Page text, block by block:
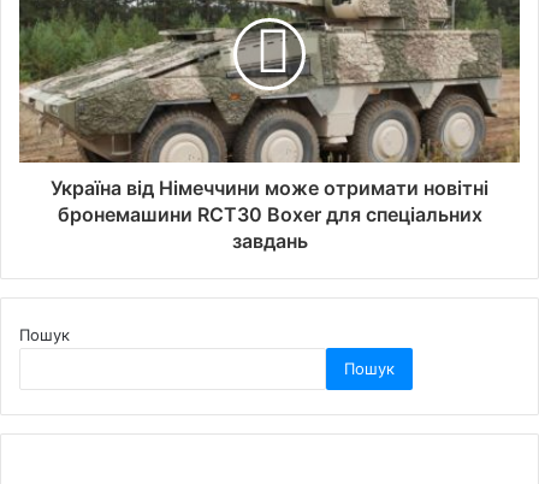
Україна від Німеччини може отримати новітні
бронемашини RCT30 Boxer для спеціальних
завдань
Пошук
Пошук